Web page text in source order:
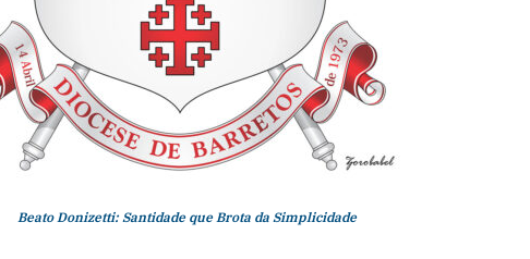
Beato Donizetti: Santidade que Brota da Simplicidade